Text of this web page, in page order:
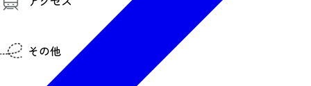
仙台観光マップ
仙台までの経路検索
市内の交通情報
お得なチケット
その他